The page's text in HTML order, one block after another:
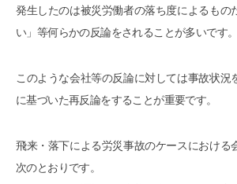
発生したのは被災労働者の落ち度によるもの
い」等何らかの反論をされることが多いです。
このような会社等の反論に対しては事故状況
に基づいた再反論をすることが重要です。
飛来・落下による労災事故のケースにおける
次のとおりです。